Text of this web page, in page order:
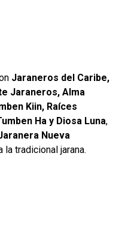
Jaraneros del Caribe,
Jaraneros, Alma
Kiin, Raíces
Ha y Diosa Luna,
Nueva
la tradicional jarana.